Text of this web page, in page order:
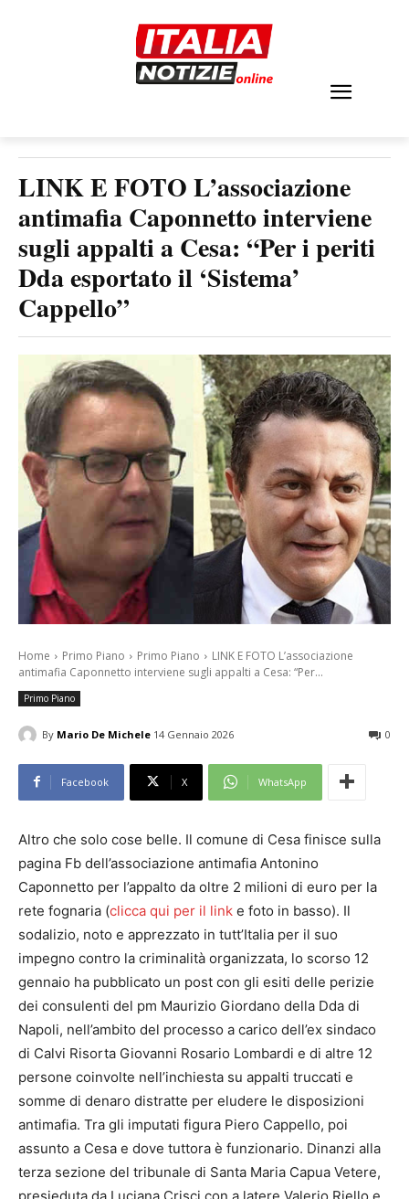
LINK E FOTO L’associazione
antimafia Caponnetto interviene
sugli appalti a Cesa: “Per i periti
Dda esportato il ‘Sistema’
Cappello”
Home Primo Piano Primo Piano
LINK E FOTO L’associazione
antimafia Caponnetto interviene sugli appalti a Cesa: “Per...
Primo Piano
By Mario De Michele 14 Gennaio 2026 0
Facebook X WhatsApp
Altro che solo cose belle. Il comune di Cesa finisce sulla
pagina Fb dell’associazione antimafia Antonino
Caponnetto per l’appalto da oltre 2 milioni di euro per la
rete fognaria (clicca qui per il link e foto in basso). Il
sodalizio, noto e apprezzato in tutt’Italia per il suo
impegno contro la criminalità organizzata, lo scorso 12
gennaio ha pubblicato un post con gli esiti delle perizie
dei consulenti del pm Maurizio Giordano della Dda di
Napoli, nell’ambito del processo a carico dell’ex sindaco
di Calvi Risorta Giovanni Rosario Lombardi e di altre 12
persone coinvolte nell’inchiesta su appalti truccati e
somme di denaro distratte per eludere le disposizioni
antimafia. Tra gli imputati figura Piero Cappello, poi
assunto a Cesa e dove tuttora è funzionario. Dinanzi alla
terza sezione del tribunale di Santa Maria Capua Vetere,
presieduta da Luciana Crisci con a latere Valerio Riello e